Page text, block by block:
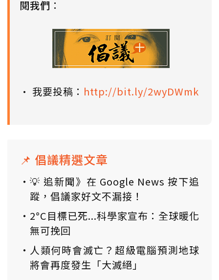
閱我們 ：
• 我要投稿： http://bit.ly/2wyDWmk
📌 倡議精選文章
💡 追新聞》在 Google News 按下追
蹤，倡議家好文不漏接！
2°C目標已死...科學家宣布：全球暖化
無可挽回
人類何時會滅亡？超級電腦預測地球
將會再度發生「大滅絕」